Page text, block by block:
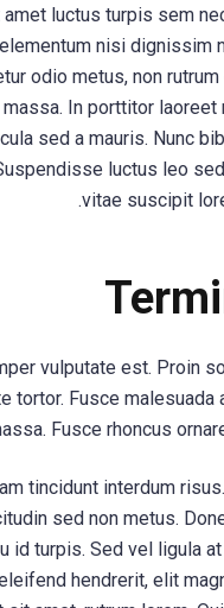
luctus turpis sem
nisi dignissim
odio metus, non rutrum
In porttitor laoreet
sed a mauris. Nunc
luctus leo
vitae suscipit
vulputate est. Proin
Fusce malesuada
Fusce rhoncus
tincidunt interdum
sed non metus.
id turpis. Sed vel ligula
hendrerit, elit